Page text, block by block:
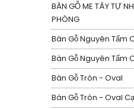
BÀN GỖ ME TÂY TỰ
PHÒNG
Bàn Gỗ Nguyên Tấm
Bàn Gỗ Nguyên Tấm
Bàn Gỗ Tròn - Oval
Bàn Gỗ Tròn - Oval